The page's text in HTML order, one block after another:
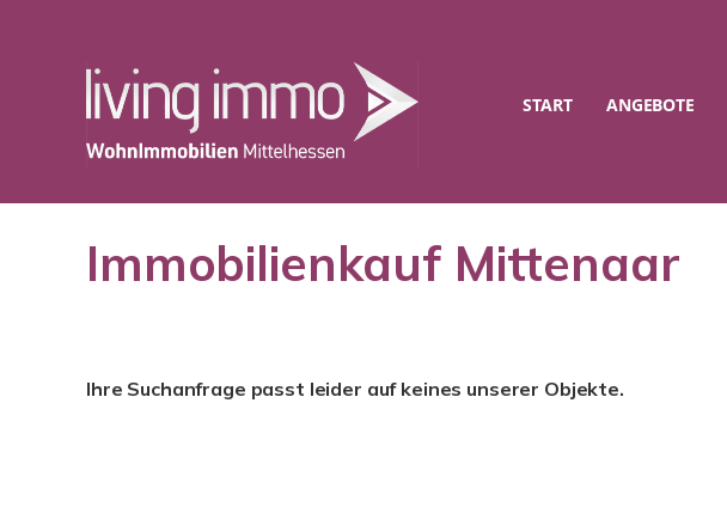
START ANGEBOTE
Immobilienkauf Mittenaar
Ihre Suchanfrage passt leider auf keines unserer Objekte.